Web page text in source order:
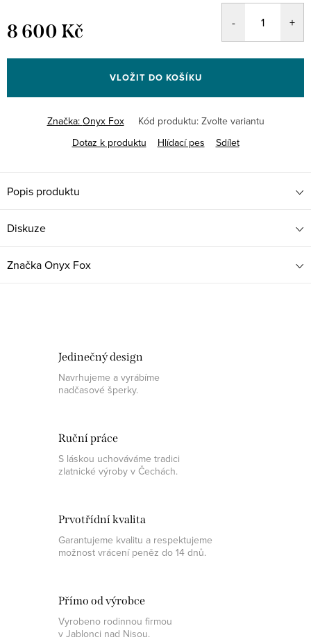
8 600 Kč
cena:
VLOŽIT DO KOŠÍKU
Značka: Onyx Fox Kód produktu: Zvolte variantu
Dotaz k produktu
Hlídací pes Sdílet
Popis produktu
Diskuze
ZnačkaOnyx Fox
Jedinečný design
Navrhujeme a vyrábíme
nadčasové šperky.
Ruční práce
S láskou uchováváme tradici
zlatnické výroby v Čechách.
Prvotřídní kvalita
Garantujeme kvalitu a respektujeme
možnost vrácení peněz do 14 dnů.
Přímo od výrobce
Vyrobeno rodinnou firmou
v Jablonci nad Nisou.